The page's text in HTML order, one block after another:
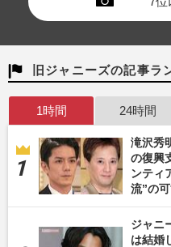
旧ジャニーズの記事ラ
1時間 24時間
滝沢秀
の復興
ンティ
流”の
ジャニ
は結婚